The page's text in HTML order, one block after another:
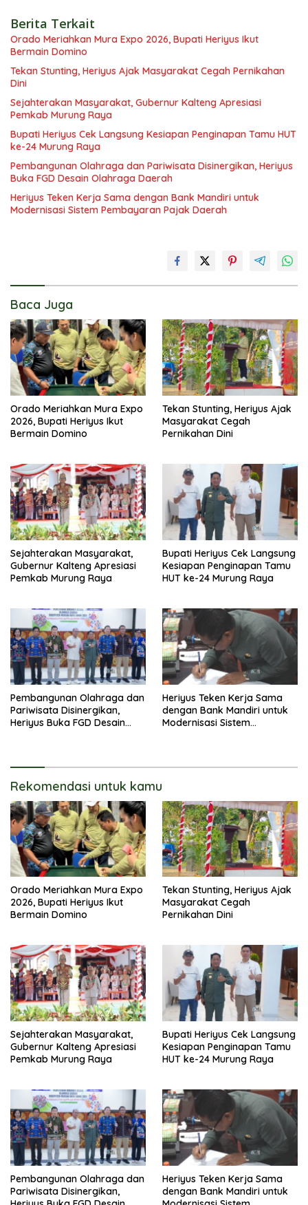
Berita Terkait
Orado Meriahkan Mura Expo 2026, Bupati Heriyus Ikut
Bermain Domino
Tekan Stunting, Heriyus Ajak Masyarakat Cegah Pernikahan
Dini
Sejahterakan Masyarakat, Gubernur Kalteng Apresiasi
Pemkab Murung Raya
Bupati Heriyus Cek Langsung Kesiapan Penginapan Tamu HUT
ke-24 Murung Raya
Pembangunan Olahraga dan Pariwisata Disinergikan, Heriyus
Buka FGD Desain Olahraga Daerah
Heriyus Teken Kerja Sama dengan Bank Mandiri untuk
Modernisasi Sistem Pembayaran Pajak Daerah
Baca Juga
Orado Meriahkan Mura Expo
2026, Bupati Heriyus Ikut
Bermain Domino
Tekan Stunting, Heriyus Ajak
Masyarakat Cegah
Pernikahan Dini
Sejahterakan Masyarakat,
Gubernur Kalteng Apresiasi
Pemkab Murung Raya
Bupati Heriyus Cek Langsung
Kesiapan Penginapan Tamu
HUT ke-24 Murung Raya
Pembangunan Olahraga dan
Pariwisata Disinergikan,
Heriyus Buka FGD Desain
Heriyus Teken Kerja Sama
dengan Bank Mandiri untuk
Modernisasi Sistem
Rekomendasi untuk kamu
Orado Meriahkan Mura Expo
2026, Bupati Heriyus Ikut
Bermain Domino
Tekan Stunting, Heriyus Ajak
Masyarakat Cegah
Pernikahan Dini
Sejahterakan Masyarakat,
Gubernur Kalteng Apresiasi
Pemkab Murung Raya
Bupati Heriyus Cek Langsung
Kesiapan Penginapan Tamu
HUT ke-24 Murung Raya
Pembangunan Olahraga dan
Pariwisata Disinergikan,
Heriyus Teken Kerja Sama
dengan Bank Mandiri untuk